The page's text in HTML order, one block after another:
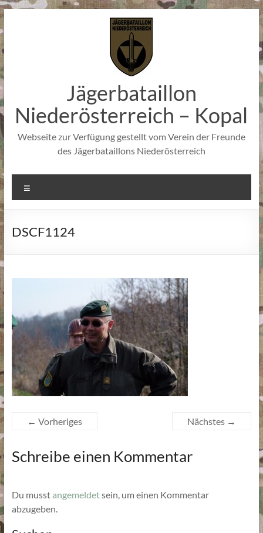
Zum
springen
Jägerbataillon
Niederösterreich – Kopal
Webseite zur Verfügung gestellt vom Verein der Freunde
des Jägerbataillons Niederösterreich
DSCF1124
← Vorheriges Nächstes →
Schreibe einen Kommentar
Du musstangemeldetsein, um einen Kommentar
abzugeben.